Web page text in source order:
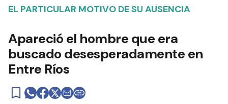
EL PARTICULAR MOTIVO DE SU AUSENCIA
Apareció el hombre que era
buscado desesperadamente en
Entre Ríos